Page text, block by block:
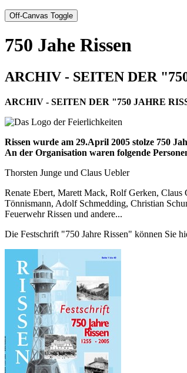
Off-Canvas Toggle
750 Jahe Rissen
ARCHIV - SEITEN DER
ARCHIV - SEITEN DER "750 JAHRE
Rissen wurde am 29.April 2005 stolze 750
An der Organisation waren folgende
Thorsten Junge und Claus Uebler
Renate Ebert, Marett Mack, Rolf Gerken,
Tönnismann, Adolf Schmedding, Christian
Feuerwehr Rissen und andere...
Die Festschrift "750 Jahre Rissen" können Sie